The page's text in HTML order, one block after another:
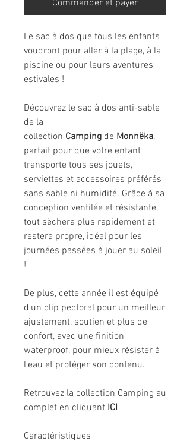
Commander et payer
Le sac à dos que tous les enfants
voudront pour aller à la plage, à la
piscine ou pour leurs aventures
estivales !
Découvrez le sac à dos anti-sable
de la
collection Camping de Monnëka,
parfait pour que votre enfant
transporte tous ses jouets,
serviettes et accessoires préférés
sans sable ni humidité. Grâce à sa
conception ventilée et résistante,
tout sèchera plus rapidement et
restera propre, idéal pour les
journées passées à jouer au soleil
!
De plus, cette année il est équipé
d'un clip pectoral pour un meilleur
ajustement, soutien et plus de
confort, avec une finition
waterproof, pour mieux résister à
l'eau et protéger son contenu.
Retrouvez la collection Camping au
complet en cliquant ICI
Caractéristiques